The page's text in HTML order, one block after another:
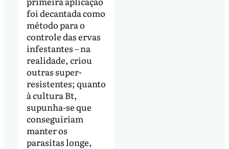
foi decantada como
método para o
controle das ervas
infestantes – na
realidade, criou
outras super-
resistentes; quanto
à cultura Bt,
supunha-se que
conseguiriam
manter os
parasitas longe,